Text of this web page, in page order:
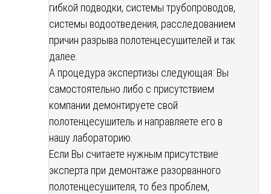
гибкой подводки, системы трубопроводов,
системы водоотведения, расследованием
причин разрыва полотенцесушителей и так
далее.
А процедура экспертизы следующая: Вы
самостоятельно либо с присутствием
компании демонтируете свой
полотенцесушитель и направляете его в
нашу лабораторию.
Если Вы считаете нужным присутствие
эксперта при демонтаже разорванного
полотенцесушителя, то без проблем,